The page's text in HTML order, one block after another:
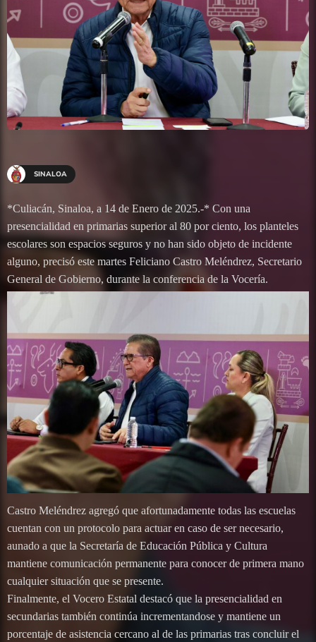
SINALOA
*Culiacán, Sinaloa, a 14 de Enero de 2025.-* Con una
presencialidad en primarias superior al 80 por ciento, los planteles
escolares son espacios seguros y no han sido objeto de incidente
alguno, precisó este martes Feliciano Castro Meléndrez, Secretario
General de Gobierno, durante la conferencia de la Vocería.
Castro Meléndrez agregó que afortunadamente todas las escuelas
cuentan con un protocolo para actuar en caso de ser necesario,
aunado a que la Secretaría de Educación Pública y Cultura
mantiene comunicación permanente para conocer de primera mano
cualquier situación que se presente.
Finalmente, el Vocero Estatal destacó que la presencialidad en
secundarias también continúa incrementandose y mantiene un
porcentaje de asistencia cercano al de las primarias tras concluir el